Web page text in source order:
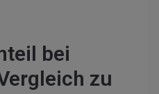
bei
zu